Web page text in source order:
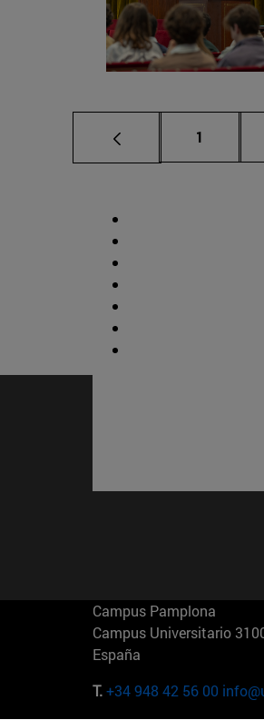
Página
1
Campus Pamplona
Campus Universitario
España
T.+34 948 42 56 00